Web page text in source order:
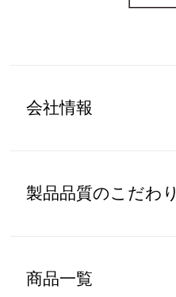
会社情報
製品品質のこだわり
商品一覧